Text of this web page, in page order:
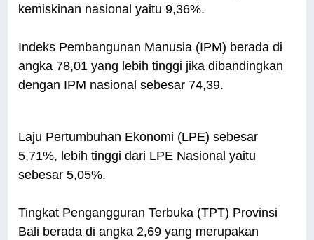
kemiskinan nasional yaitu 9,36%.
Indeks Pembangunan Manusia (IPM) berada di
angka 78,01 yang lebih tinggi jika dibandingkan
dengan IPM nasional sebesar 74,39.
Laju Pertumbuhan Ekonomi (LPE) sebesar
5,71%, lebih tinggi dari LPE Nasional yaitu
sebesar 5,05%.
Tingkat Pengangguran Terbuka (TPT) Provinsi
Bali berada di angka 2,69 yang merupakan